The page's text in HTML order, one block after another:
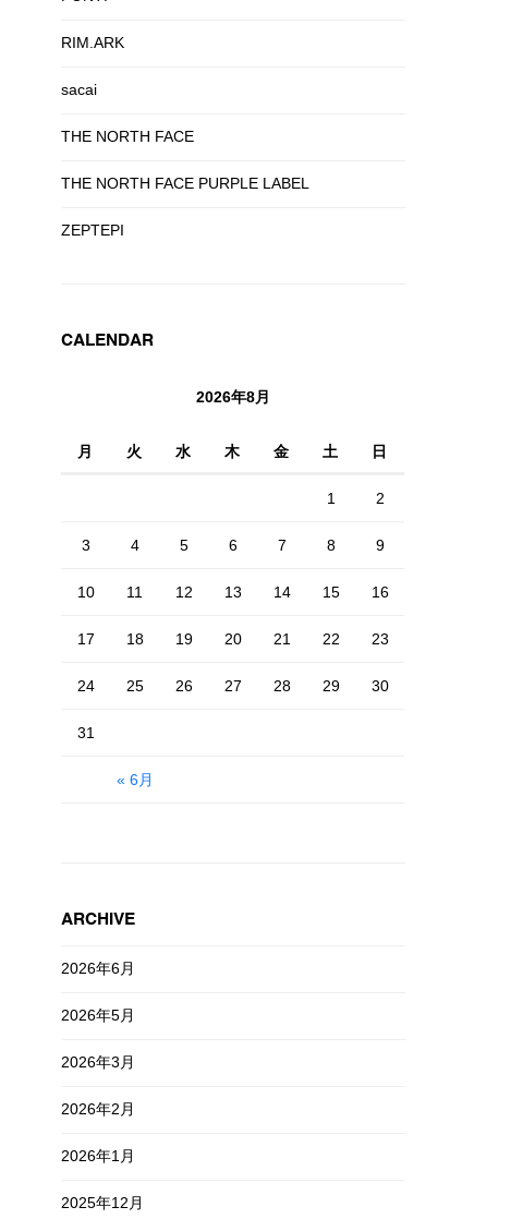
RIM.ARK
sacai
THE NORTH FACE
THE NORTH FACE PURPLE LABEL
ZEPTEPI
CALENDAR
2026年8月
月 火 水 木 金 土 日
« 6月
1 2
3 4 5 6 7 8 9
10 11 12 13 14 15 16
17 18 19 20 21 22 23
24 25 26 27 28 29 30
31
ARCHIVE
2026年6月
2026年5月
2026年3月
2026年2月
2026年1月
2025年12月